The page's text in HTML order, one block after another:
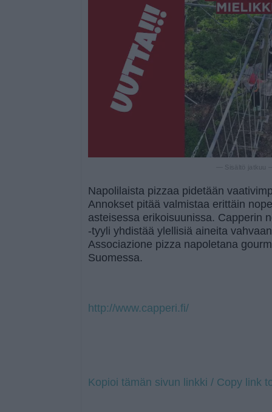
— Sisältö jatkuu —
Napolilaista pizzaa pidetään
Annokset pitää valmistaa erittäin
asteisessa erikoisuunissa. Capperin
-tyyli yhdistää ylellisiä aineita
Associazione pizza napoletana
Suomessa.
http://www.capperi.fi/
Kopioi tämän sivun linkki / Copy link